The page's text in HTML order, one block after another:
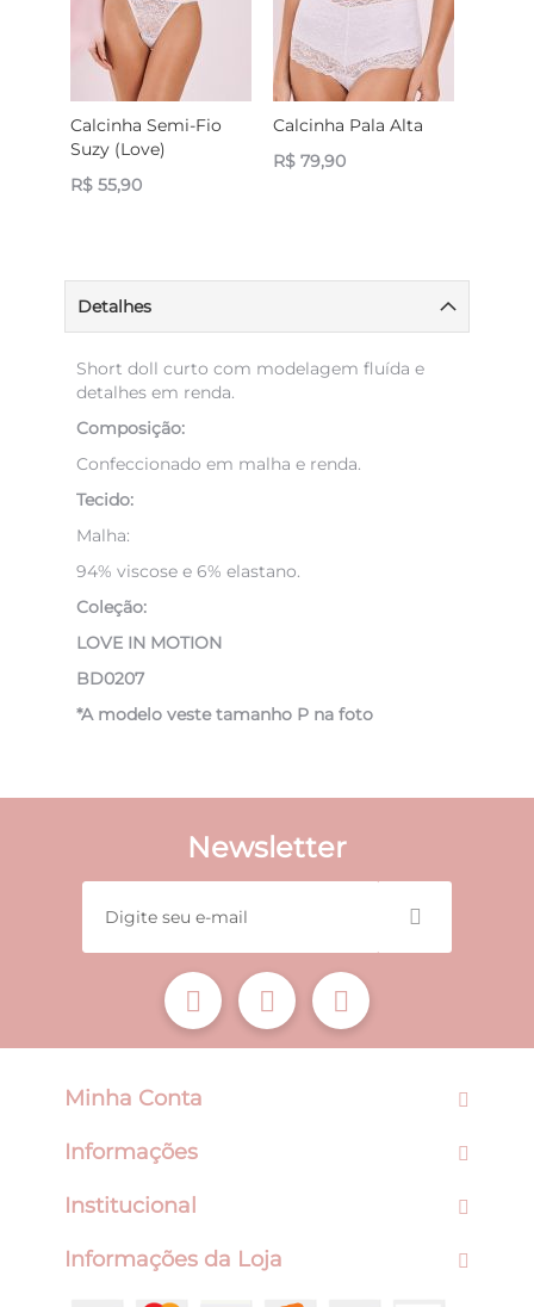
Calcinha Semi-Fio
Suzy (Love)
R$ 55,90
Calcinha Pala Alta
R$ 79,90
Detalhes
Short doll curto com modelagem fluída e
detalhes em renda.
Composição:
Confeccionado em malha e renda.
Tecido:
Malha:
94% viscose e 6% elastano.
Coleção:
LOVE IN MOTION
BD0207
*A modelo veste tamanho P na foto
Newsletter
Minha Conta
Informações
Institucional
Informações da Loja